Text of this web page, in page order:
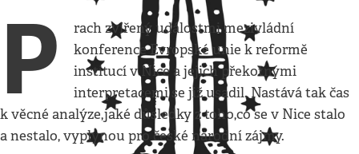
P
rach zvířený událostmi mezivládní
konference Evropské unie k reformě
institucí v Nice a jejich překotnými
interpretacemi se již usadil. Nastává tak čas
k věcné analýze,jaké důsledky z toho,co se v Nice stalo
a nestalo, vyplynou pro české národní zájmy.